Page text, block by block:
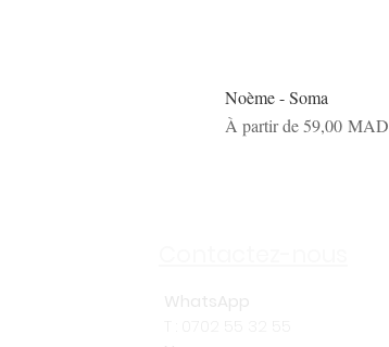
Noème - Soma
À partir de59,00 MAD
Prix promotionnel